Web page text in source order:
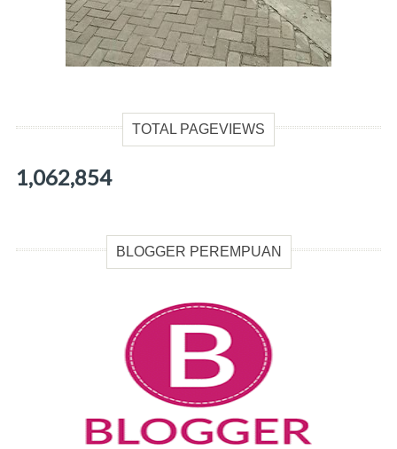
TOTAL PAGEVIEWS
1,062,854
BLOGGER PEREMPUAN